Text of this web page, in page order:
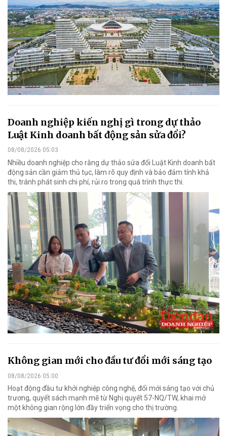
Doanh nghiệp kiến nghị gì trong dự thảo
Luật Kinh doanh bất động sản sửa đổi?
08/08/2026 05:03
Nhiều doanh nghiệp cho rằng dự thảo sửa đổi Luật Kinh doanh bất
động sản cần giảm thủ tục, làm rõ quy định và bảo đảm tính khả
thi, tránh phát sinh chi phí, rủi ro trong quá trình thực thi.
Không gian mới cho đầu tư đổi mới sáng tạo
08/08/2026 05:00
Hoạt động đầu tư khởi nghiệp công nghệ, đổi mới sáng tạo với chủ
trương, quyết sách mạnh mẽ từ Nghị quyết 57-NQ/TW, khai mở
một không gian rộng lớn đầy triển vọng cho thị trường.